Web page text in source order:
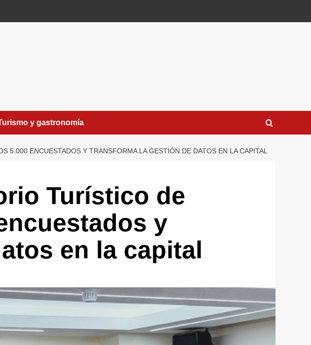
y gastronomía
5.000 ENCUESTADOS Y TRANSFORMA LA GESTIÓN DE DATOS EN LA CAPITAL
Turístico de
y
en la capital